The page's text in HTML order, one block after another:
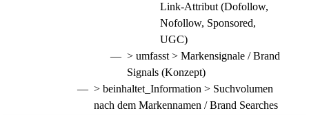
Link-Attribut (Dofollow,
Nofollow, Sponsored,
UGC)
> umfasst > Markensignale / Brand
Signals (Konzept)
> beinhaltet_Information > Suchvolumen
nach dem Markennamen / Brand Searches